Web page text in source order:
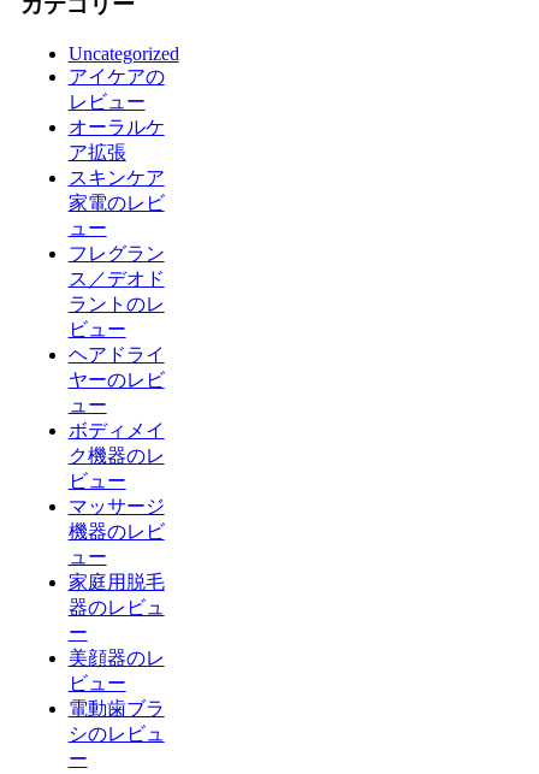
Uncategorized
アイケアの
レビュー
オーラルケ
ア拡張
スキンケア
家電のレビ
ュー
フレグラン
ス／デオド
ラントのレ
ビュー
ヘアドライ
ヤーのレビ
ュー
ボディメイ
ク機器のレ
ビュー
マッサージ
機器のレビ
ュー
家庭用脱毛
器のレビュ
ー
美顔器のレ
ビュー
電動歯ブラ
シのレビュ
ー